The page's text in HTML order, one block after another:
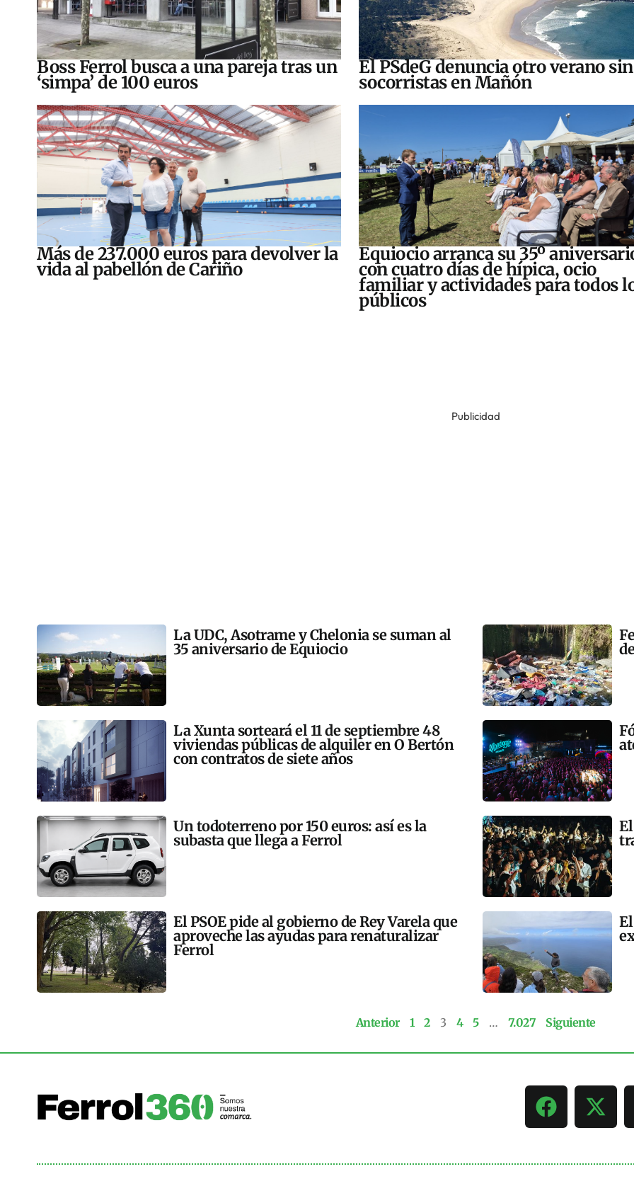
Boss Ferrol busca a una pareja tras un
‘simpa’ de 100 euros
El PSdeG denuncia otro verano sin
socorristas en Mañón
Más de 237.000 euros para devolver la
vida al pabellón de Cariño
Equiocio arranca su 35º
con cuatro días de hípica, ocio
familiar y actividades para todos
públicos
Publicidad
La UDC, Asotrame y Chelonia se suman al
35 aniversario de Equiocio
La Xunta sorteará el 11 de septiembre 48
viviendas públicas de alquiler en O Bertón
con contratos de siete años
Un todoterreno por 150 euros: así es la
subasta que llega a Ferrol
El PSOE pide al gobierno de Rey Varela que
aproveche las ayudas para renaturalizar
Ferrol
Anterior 1 2 3 4 5 … 7.027 Siguiente